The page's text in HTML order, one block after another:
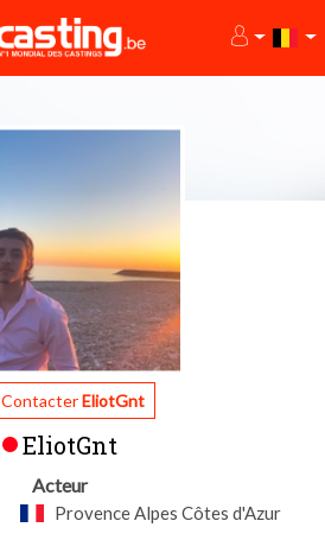
ContacterEliotGnt
EliotGnt
Acteur
Provence Alpes Côtes d'Azur